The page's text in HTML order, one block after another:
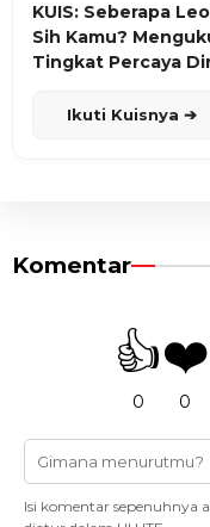
KUIS: Seberapa Leo
Sih Kamu?
Tingkat Percaya
Ikuti Kuisnya ➔
Komentar
👍
0
❤️
0
Isi komentar sepenuhnya